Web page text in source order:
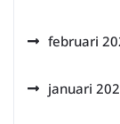
februari
januari